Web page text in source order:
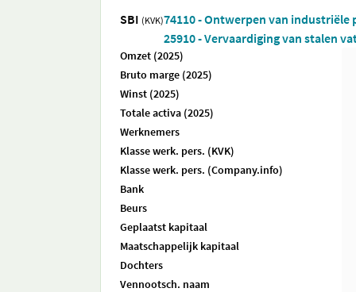
SBI (KVK)74110 - Ontwerpen van industriële
25910 - Vervaardiging van stalen
Omzet (2025)
Bruto marge (2025)
Winst (2025)
Totale activa (2025)
Werknemers
Klasse werk. pers. (KVK)
Klasse werk. pers. (Company.info)
Bank
Beurs
Geplaatst kapitaal
Maatschappelijk kapitaal
Dochters
Vennootsch. naam